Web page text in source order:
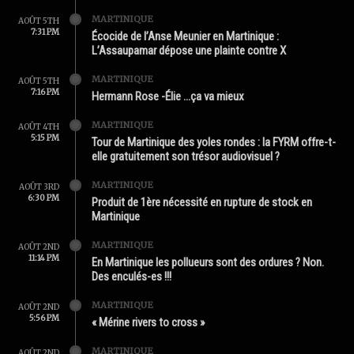
AOÛT 5TH
7:31 PM
MARTINIQUE
Écocide de l’Anse Meunier en Martinique :
L’Assaupamar dépose une plainte contre X
AOÛT 5TH
7:16 PM
MARTINIQUE
Hermann Rose -Élie …ça va mieux
AOÛT 4TH
5:15 PM
MARTINIQUE
Tour de Martinique des yoles rondes : la FYRM offre-t-
elle gratuitement son trésor audiovisuel ?
AOÛT 3RD
6:30 PM
MARTINIQUE
Produit de 1ère nécessité en rupture de stock en
Martinique
AOÛT 2ND
11:14 PM
MARTINIQUE
En Martinique les pollueurs sont des ordures ? Non.
Des enculés-es !!!
AOÛT 2ND
5:56 PM
MARTINIQUE
« Mérine rivers to cross »
MARTINIQUE